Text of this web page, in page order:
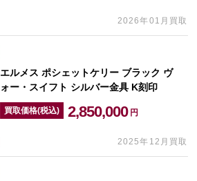
2026年01月買取
エルメス ポシェットケリー ブラック ヴ
ォー・スイフト シルバー金具 K刻印
買取価格(税込) 2,850,000 円
2025年12月買取